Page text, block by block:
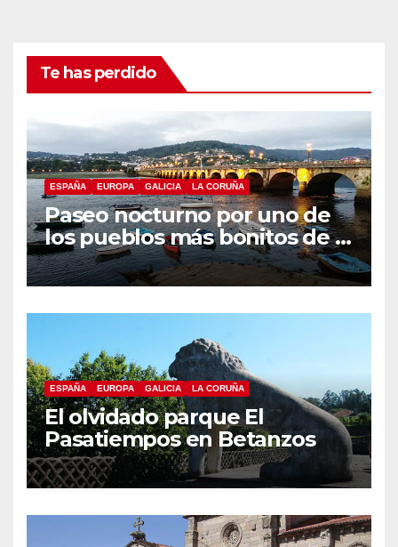
Te has perdido
ESPAÑA EUROPA GALICIA LA CORUÑA
Paseo nocturno por uno de
los pueblos más bonitos de A
Coruña, Puentedeume
ESPAÑA EUROPA GALICIA LA CORUÑA
El olvidado parque El
Pasatiempos en Betanzos